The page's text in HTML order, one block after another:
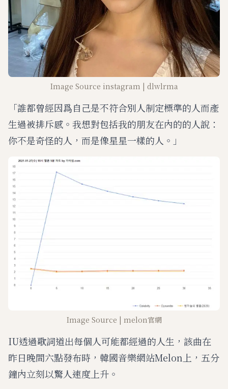
Image Source instagram | dlwlrma
「誰都曾經因爲自己是不符合別人制定標準的人而產
生過被排斥感。我想對包括我的朋友在內的的人說：
你不是奇怪的人，而是像星星一樣的人。」
Image Source | melon官網
IU透過歌詞道出每個人可能都經過的人生，該曲在
昨日晚間六點發布時，韓國音樂網站Melon上，五分
鐘內立刻以驚人速度上升。